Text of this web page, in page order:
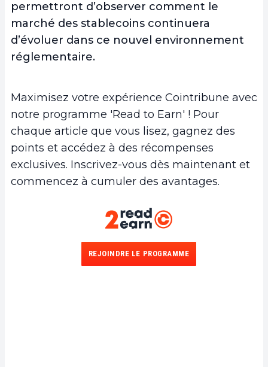
permettront d’observer comment le
marché des stablecoins continuera
d’évoluer dans ce nouvel environnement
réglementaire.
Maximisez votre expérience Cointribune avec
notre programme 'Read to Earn' ! Pour
chaque article que vous lisez, gagnez des
points et accédez à des récompenses
exclusives. Inscrivez-vous dès maintenant et
commencez à cumuler des avantages.
REJOINDRE LE PROGRAMME